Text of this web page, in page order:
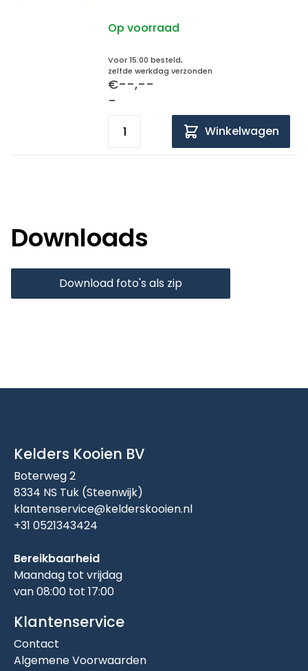
Op voorraad
Voor 15:00 besteld,
zelfde werkdag verzonden
€--,--
-
Winkelwagen
Downloads
Download foto's als zip
Kelders Kooien BV
Boterweg 2
8334 NS Tuk (Steenwijk)
klantenservice@kelderskooien.nl
+31 0521343424
Bereikbaarheid
Maandag tot vrijdag
van 08:00 tot 17:00
Klantenservice
Contact
Algemene Voorwaarden